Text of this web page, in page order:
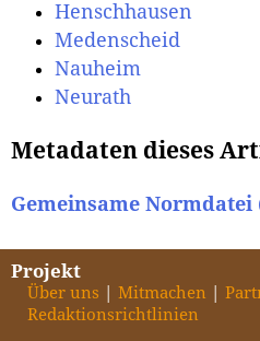
Henschhausen
Medenscheid
Nauheim
Neurath
Metadaten dieses
Gemeinsame Normdatei
Projekt
Über uns Mitmachen
Redaktionsrichtlinien